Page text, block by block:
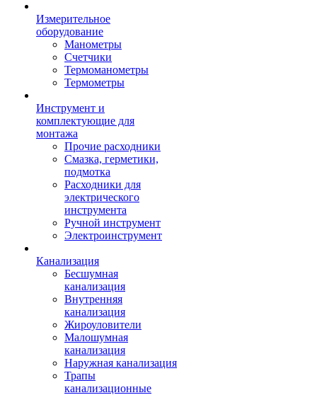
Измерительное
оборудование
Манометры
Счетчики
Термоманометры
Термометры
Инструмент и
комплектующие для
монтажа
Прочие расходники
Смазка, герметики,
подмотка
Расходники для
электрического
инструмента
Ручной инструмент
Электроинструмент
Канализация
Бесшумная
канализация
Внутренняя
канализация
Жироуловители
Малошумная
канализация
Наружная канализация
Трапы
канализационные